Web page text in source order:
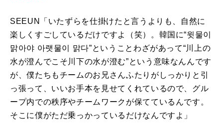
SEEUN「いたずらを仕掛けたと言うよりも、自然に
楽しくすごしているだけですよ（笑）。韓国に“윗물이
맑아야 아랫물이 맑다”ということわざがあって“川上の
水が澄んでこそ川下の水が澄む”という意味なんんです
が、僕たちもチームのお兄さんふたりがしっかりと引
っ張って、いいお手本を見せてくれているので、グル
ープ内での秩序やチームワークが保てているんです。
そこに僕がただ乗っかっているだけなんですよ」